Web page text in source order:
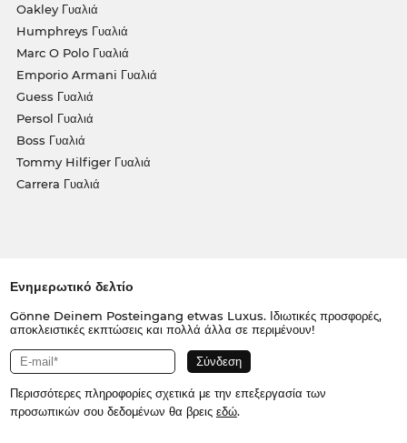
Oakley Γυαλιά
Humphreys Γυαλιά
Marc O Polo Γυαλιά
Emporio Armani Γυαλιά
Guess Γυαλιά
Persol Γυαλιά
Boss Γυαλιά
Tommy Hilfiger Γυαλιά
Carrera Γυαλιά
Ενημερωτικό δελτίο
Gönne Deinem Posteingang etwas Luxus. Ιδιωτικές προσφορές,
αποκλειστικές εκπτώσεις και πολλά άλλα σε περιμένουν!
Περισσότερες πληροφορίες σχετικά με την επεξεργασία των
προσωπικών σου δεδομένων θα βρεις εδώ.